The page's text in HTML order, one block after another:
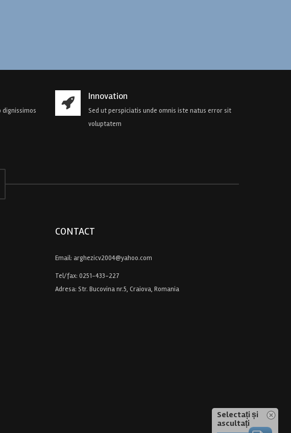
dignissimos
Innovation
Sed ut perspiciatis unde omnis iste natus error sit
voluptatem
CONTACT
Email: arghezicv2004@yahoo.com
Tel/fax: 0251-433-227
Adresa: Str. Bucovina nr.5, Craiova, Romania
Selectați și
ascultați